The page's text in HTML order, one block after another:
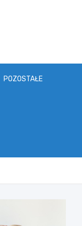
POZOSTAŁE